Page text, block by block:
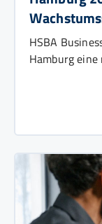
HSBA
Hamburg